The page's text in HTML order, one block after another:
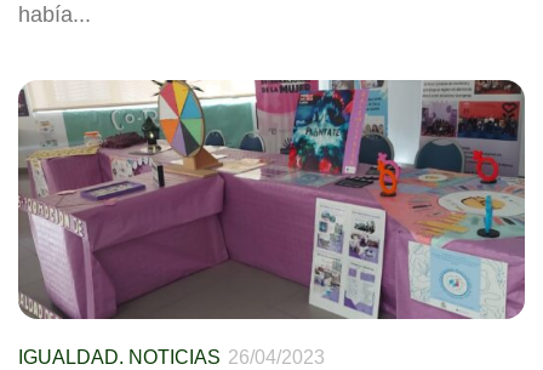
había...
IGUALDAD. NOTICIAS 26/04/2023